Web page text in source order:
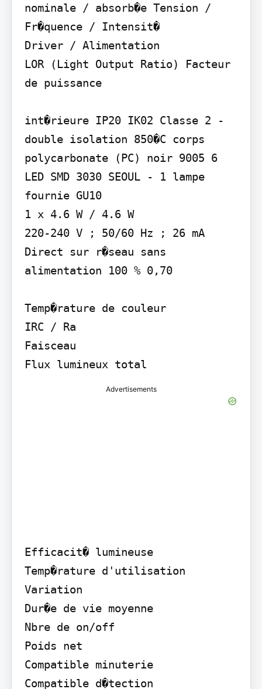
nominale / absorb�e Tension /
Fr�quence / Intensit�
Driver / Alimentation
LOR (Light Output Ratio) Facteur
de puissance
int�rieure IP20 IK02 Classe 2 -
double isolation 850�C corps
polycarbonate (PC) noir 9005 6
LED SMD 3030 SEOUL - 1 lampe
fournie GU10
1 x 4.6 W / 4.6 W
220-240 V ; 50/60 Hz ; 26 mA
Direct sur r�seau sans
alimentation 100 % 0,70
Temp�rature de couleur
IRC / Ra
Faisceau
Flux lumineux total
Advertisements
Efficacit� lumineuse
Temp�rature d'utilisation
Variation
Dur�e de vie moyenne
Nbre de on/off
Poids net
Compatible minuterie
Compatible d�tection